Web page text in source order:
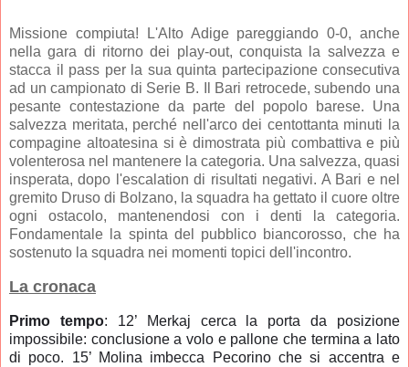
Missione compiuta! L'Alto Adige pareggiando 0-0, anche
nella gara di ritorno dei play-out, conquista la salvezza e
stacca il pass per la sua quinta partecipazione consecutiva
ad un campionato di Serie B. Il Bari retrocede, subendo una
pesante contestazione da parte del popolo barese. Una
salvezza meritata, perché nell'arco dei centottanta minuti la
compagine altoatesina si è dimostrata più combattiva e più
volenterosa nel mantenere la categoria. Una salvezza, quasi
insperata, dopo l'escalation di risultati negativi. A Bari e nel
gremito Druso di Bolzano, la squadra ha gettato il cuore oltre
ogni ostacolo, mantenendosi con i denti la categoria.
Fondamentale la spinta del pubblico biancorosso, che ha
sostenuto la squadra nei momenti topici dell'incontro.
La cronaca
Primo tempo: 12’ Merkaj cerca la porta da posizione
impossibile: conclusione a volo e pallone che termina a lato
di poco. 15’ Molina imbecca Pecorino che si accentra e